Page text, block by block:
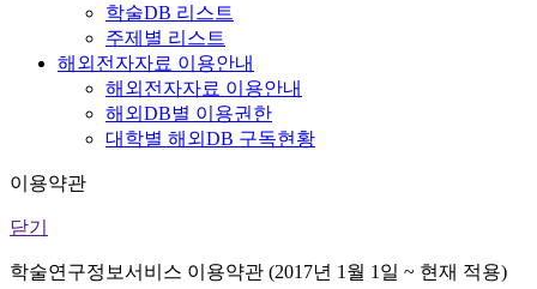
학술DB 리스트
주제별 리스트
해외전자자료 이용안내
해외전자자료 이용안내
해외DB별 이용권한
대학별 해외DB 구독현황
이용약관
닫기
학술연구정보서비스 이용약관 (2017년 1월 1일 ~ 현재 적용)